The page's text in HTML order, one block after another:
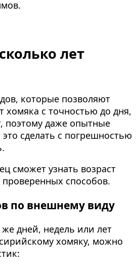
лет
которые позволяют
хомяка с точностью до дня,
поэтому даже опытные
сделать с погрешностью
сможет узнать возраст
способов.
по внешнему виду
дней, недель или лет
хомяку, можно